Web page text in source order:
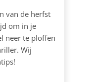
van de herfst
om in je
neer te ploffen
Wij